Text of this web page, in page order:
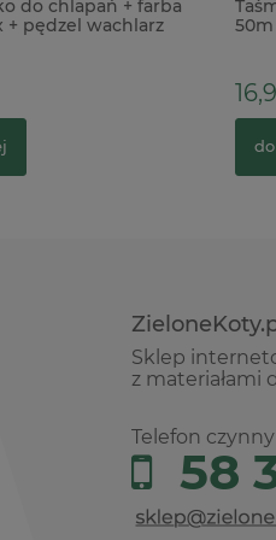
do chlapań + farba
+ pędzel wachlarz
Sklep
z materiałami
Telefon
58